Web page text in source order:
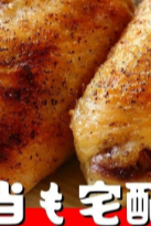
カテゴリー
全てのカテゴリー
お弁当
オードブル
テイクアウト